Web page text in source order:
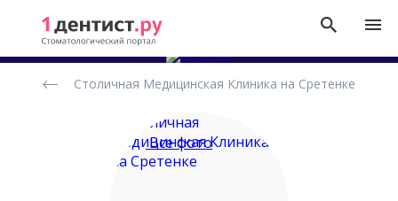
стоматологических
Столичная Медицинская Клиника на Сретенке
Все фото